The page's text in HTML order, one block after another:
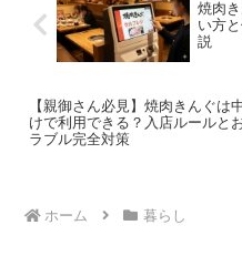
焼肉
い方
説
【親御さん必見】焼肉きんぐは
けで利用できる？入店ルールと
ラブル完全対策
ホーム 暮らし